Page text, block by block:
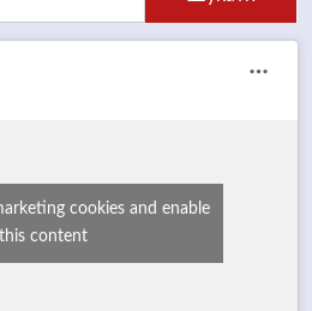
cookies and enable
this content